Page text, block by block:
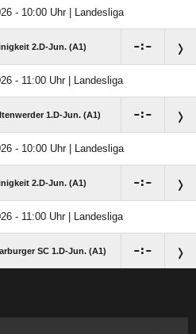
- 10:00 Uhr | Landesliga
2.D-Jun. (A1) :
- 11:00 Uhr | Landesliga
1.D-Jun. (A1) :
- 10:00 Uhr | Landesliga
2.D-Jun. (A1) :
- 11:00 Uhr | Landesliga
SC 1.D-Jun. (A1) :